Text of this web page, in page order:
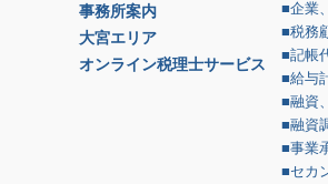
事務所案内
大宮エリア
オンライン税理士サービス
■企業
■税務
■記帳
■給与
■融資
■融資
■事業
■セカ